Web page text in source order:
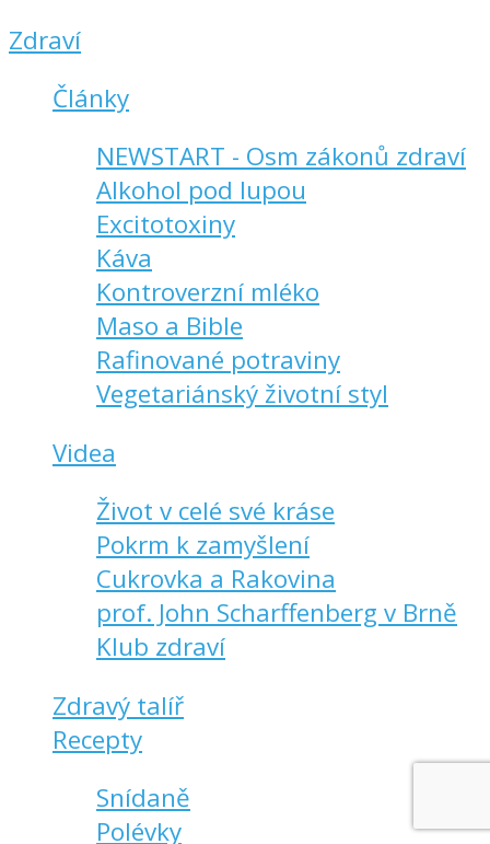
Zdraví
Články
NEWSTART - Osm zákonů zdraví
Alkohol pod lupou
Excitotoxiny
Káva
Kontroverzní mléko
Maso a Bible
Rafinované potraviny
Vegetariánský životní styl
Videa
Život v celé své kráse
Pokrm k zamyšlení
Cukrovka a Rakovina
prof. John Scharffenberg v Brně
Klub zdraví
Zdravý talíř
Recepty
Snídaně
Polévky